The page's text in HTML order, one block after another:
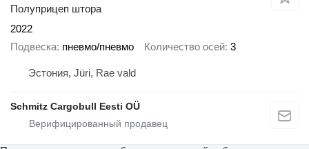
Полуприцеп штора
2022
Подвеска пневмо/пневмо Количество осей 3
Эстония, Jüri, Rae vald
Schmitz Cargobull Eesti OÜ